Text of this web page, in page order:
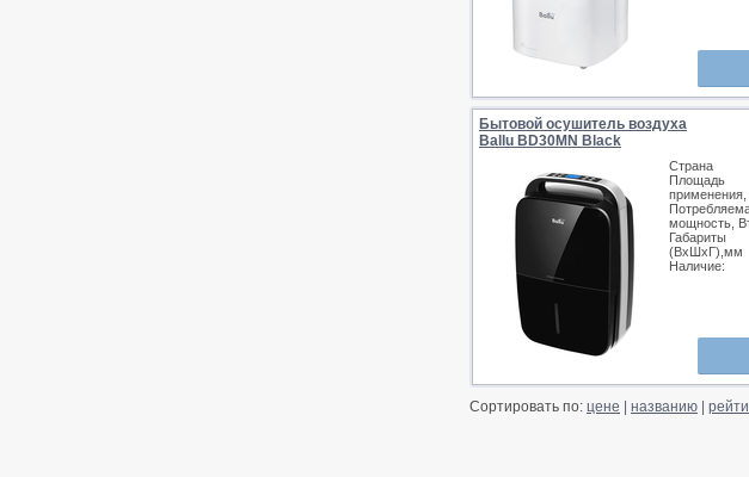
Бытовой осушитель воздуха
Ballu BD30MN Black
Страна
Площадь
применения,
мощность,
Габариты
(ВхШхГ),мм
Наличие:
Сортировать по: цене названию